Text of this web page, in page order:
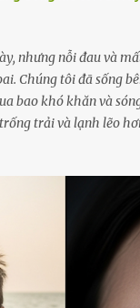
nhưng nỗi đau và
Chúng tôi đã sống
bao khó khăn và
trải và lạnh lẽo
tận, chẳng còn muốn
Nhưng cuộc sống
Họ hàng, bạn bè và
tổ chức tang lễ chu
49 ngày sau khi cô
sau khi cúng cơm